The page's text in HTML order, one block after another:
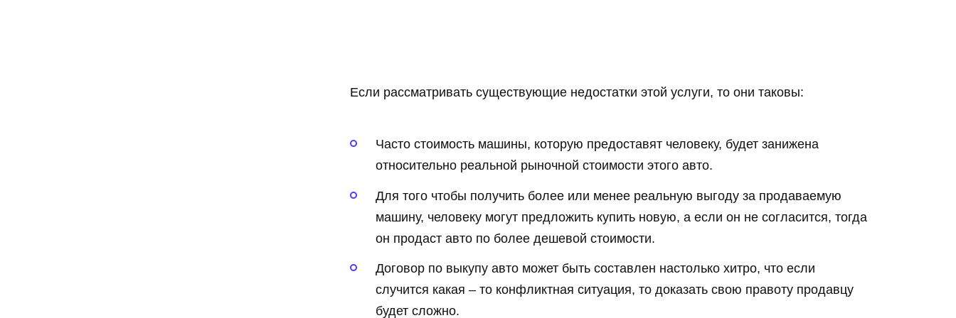
Если рассматривать существующие недостатки этой услуги, то они таковы:
Часто стоимость машины, которую предоставят человеку, будет занижена
относительно реальной рыночной стоимости этого авто.
Для того чтобы получить более или менее реальную выгоду за продаваемую
машину, человеку могут предложить купить новую, а если он не согласится, тогда
он продаст авто по более дешевой стоимости.
Договор по выкупу авто может быть составлен настолько хитро, что если
случится какая – то конфликтная ситуация, то доказать свою правоту продавцу
будет сложно.